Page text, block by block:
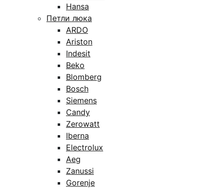
Hansa
Петли люка
ARDO
Ariston
Indesit
Beko
Blomberg
Bosch
Siemens
Candy
Zerowatt
Iberna
Electrolux
Aeg
Zanussi
Gorenje